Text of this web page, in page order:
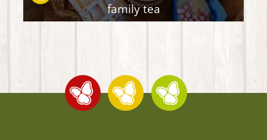
family tea